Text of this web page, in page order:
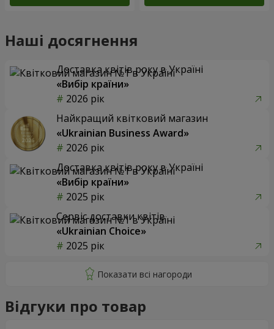
Наші досягнення
Доставка квітів року в Україні
«Вибір країни»
2026 рік
Найкращий квітковий магазин
«Ukrainian Business Award»
2026 рік
Доставка квітів року в Україні
«Вибір країни»
2025 рік
Сервіс доставки квітів
«Ukrainian Choice»
2025 рік
Відгуки про товар